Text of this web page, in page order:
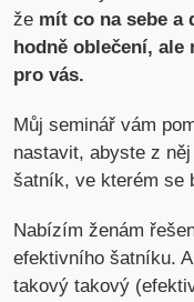
že mít co na sebe a
hodně oblečení,
pro vás.
Můj seminář vám
nastavit, abyste z
šatník, ve kterém se
Nabízím ženám
efektivního šatníku.
takový takový